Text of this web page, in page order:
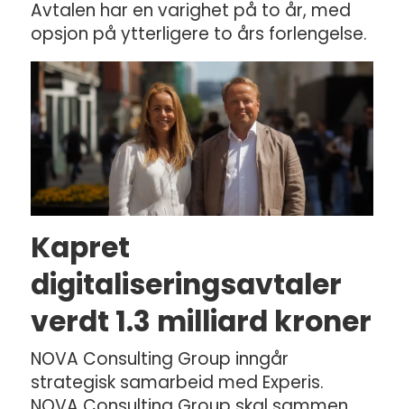
Avtalen har en varighet på to år, med
opsjon på ytterligere to års forlengelse.
Kapret
digitaliseringsavtaler
verdt 1.3 milliard kroner
NOVA Consulting Group inngår
strategisk samarbeid med Experis.